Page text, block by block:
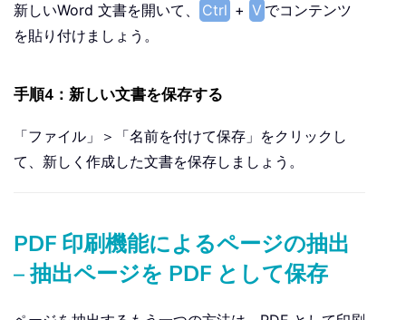
新しいWord 文書を開いて、 Ctrl + V でコンテンツ
を貼り付けましょう。
手順4：新しい文書を保存する
「ファイル」＞「名前を付けて保存」をクリックし
て、新しく作成した文書を保存しましょう。
PDF 印刷機能によるページの抽出
– 抽出ページを PDF として保存